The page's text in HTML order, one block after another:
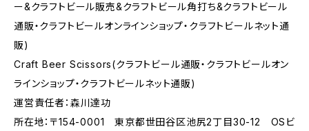
ー&クラフトビール販売&クラフトビール角打ち&クラフトビール
通販・クラフトビールオンラインショップ・クラフトビールネット通
販)
Craft Beer Scissors(クラフトビール通販・クラフトビールオン
ラインショップ・クラフトビールネット通販)
運営責任者：森川達功
所在地：〒154-0001 東京都世田谷区池尻2丁目30-12 OSビ